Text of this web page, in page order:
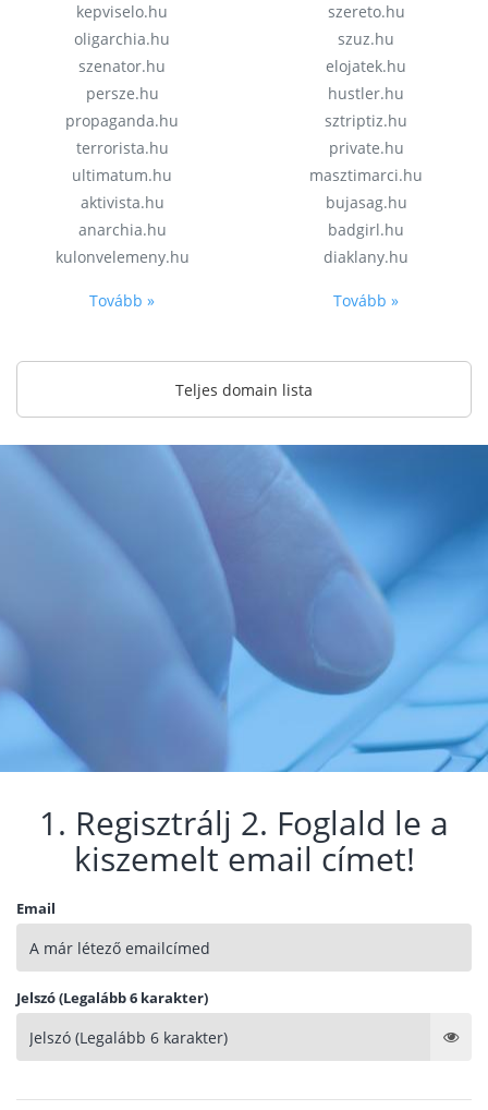
kepviselo.hu
oligarchia.hu
szenator.hu
persze.hu
propaganda.hu
terrorista.hu
ultimatum.hu
aktivista.hu
anarchia.hu
kulonvelemeny.hu
Tovább »
szereto.hu
szuz.hu
elojatek.hu
hustler.hu
sztriptiz.hu
private.hu
masztimarci.hu
bujasag.hu
badgirl.hu
diaklany.hu
Tovább »
Teljes domain lista
1. Regisztrálj 2. Foglald le a
kiszemelt email címet!
Email
Jelszó (Legalább 6 karakter)